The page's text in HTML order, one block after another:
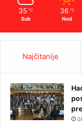
35 ℃
Sub
36 ℃
Ned
Najčitanije